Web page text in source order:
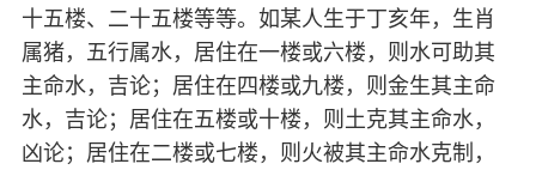
十五楼、二十五楼等等。如某人生于丁亥年，生肖
属猪，五行属水，居住在一楼或六楼，则水可助其
主命水，吉论；居住在四楼或九楼，则金生其主命
水，吉论；居住在五楼或十楼，则土克其主命水，
凶论；居住在二楼或七楼，则火被其主命水克制，